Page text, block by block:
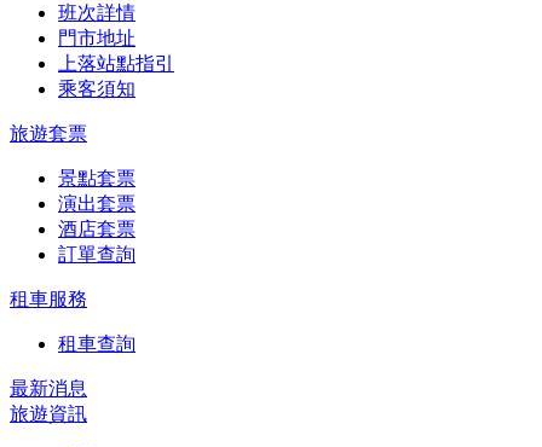
班次詳情
門市地址
上落站點指引
乘客須知
旅遊套票
景點套票
演出套票
酒店套票
訂單查詢
租車服務
租車查詢
最新消息
旅遊資訊